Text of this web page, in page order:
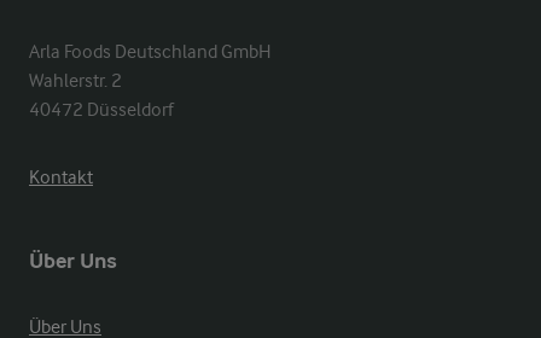
Arla Foods Deutschland GmbH
Wahlerstr. 2
40472 Düsseldorf
Kontakt
Über Uns
Über Uns